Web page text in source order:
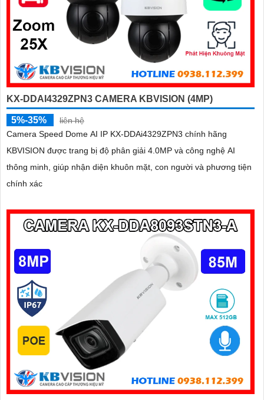
KX-DDAI4329ZPN3 CAMERA KBVISION (4MP)
5%-35%
liên hệ
Camera Speed Dome AI IP KX-DDAi4329ZPN3 chính hãng
KBVISION được trang bị độ phân giải 4.0MP và công nghệ AI
thông minh, giúp nhận diện khuôn mặt, con người và phương tiện
chính xác